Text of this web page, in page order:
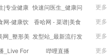
新媒体
浪网
|专业健康
式平台
快速问医生_健康问
题免费在线咨询专
更多
网-健康饮
康饮食小
香哈网 - 菜谱|美食
菜谱|菜谱大全-学做
更多
网_整形美
门户
发型站_最新流行发
型设计发型图片与
更多
_Live For
哔哩直播
更多